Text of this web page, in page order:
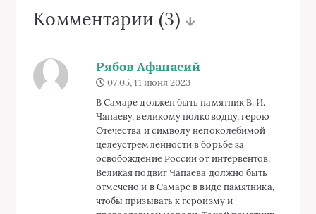
Шаров Тихомир
15:33, 17 декабря 2024
не просто дань уважения знаменитому
красногвардейцу и герою Гражданской
войны, но и важный элемент сохранения
исторической памяти нашего региона.
🌟Ведь Чапаев, будучи харизматичной и
легендарной личностью, прочно вошел
в русскую культуру благодаря
различным анекдотам, фильмам и
книгам. 📚 Кстати, культовый фильм
«Чапаев» и его образ «Красного
комиссара» повлияли на то, как многие